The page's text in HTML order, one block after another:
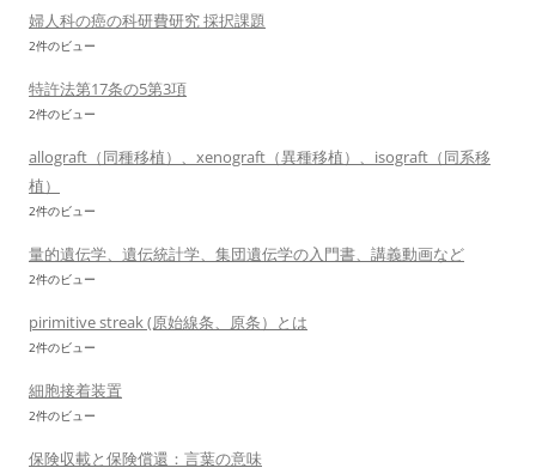
婦人科の癌の科研費研究 採択課題
2件のビュー
特許法第17条の5第3項
2件のビュー
allograft（同種移植）、xenograft（異種移植）、isograft（同系移
植）
2件のビュー
量的遺伝学、遺伝統計学、集団遺伝学の入門書、講義動画など
2件のビュー
pirimitive streak (原始線条、原条）とは
2件のビュー
細胞接着装置
2件のビュー
保険収載と保険償還：言葉の意味